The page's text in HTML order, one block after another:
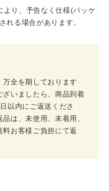
り、予告なく仕様(パッケ
れる場合があります。
全を期しております
いましたら、商品到着
以内にご返送くださ
は、未使用、未着用、
お客様ご負担にて返